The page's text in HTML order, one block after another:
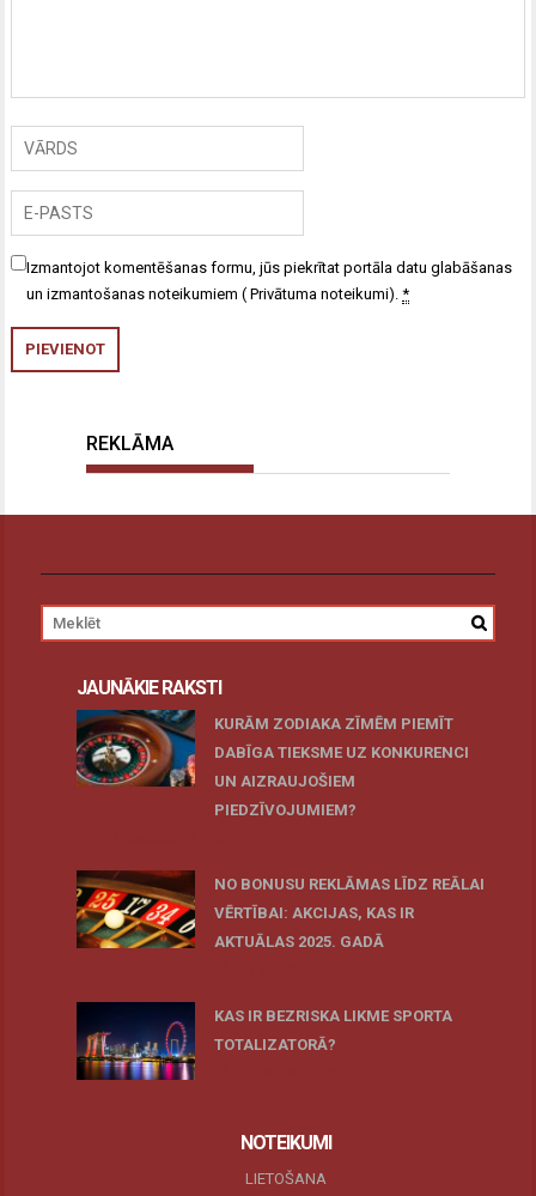
Izmantojot komentēšanas formu, jūs piekrītat portāla datu glabāšanas
un izmantošanas noteikumiem ( Privātuma noteikumi).*
REKLĀMA
JAUNĀKIE RAKSTI
KURĀM ZODIAKA ZĪMĒM PIEMĪT
DABĪGA TIEKSME UZ KONKURENCI
UN AIZRAUJOŠIEM
PIEDZĪVOJUMIEM?
NO BONUSU REKLĀMAS LĪDZ REĀLAI
VĒRTĪBAI: AKCIJAS, KAS IR
AKTUĀLAS 2025. GADĀ
KAS IR BEZRISKA LIKME SPORTA
TOTALIZATORĀ?
NOTEIKUMI
LIETOŠANA